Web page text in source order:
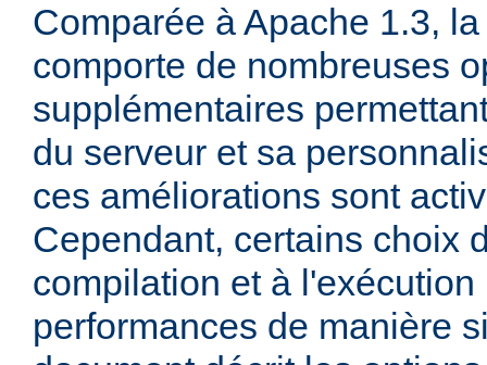
Comparée à Apache 1.3,
comporte de nombreuses
supplémentaires
du serveur et sa
ces améliorations sont
Cependant, certains choix
compilation et à
performances de manière